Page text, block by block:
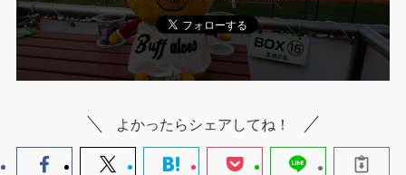
よかったらシェアしてね！